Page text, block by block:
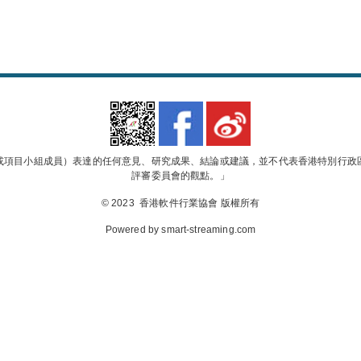
項目小組成員）表達的任何意見、研究成果、結論或建議，並不代表香港特別行
評審委員會的觀點。」
© 2023 香港軟件行業協會 版權所有
Powered bysmart-streaming.com